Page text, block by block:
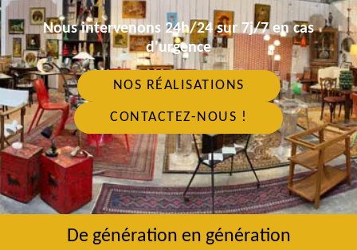
Nous intervenons 24h/24 sur 7j/7 en cas
d'urgence
NOS RÉALISATIONS
CONTACTEZ-NOUS !
De génération en génération